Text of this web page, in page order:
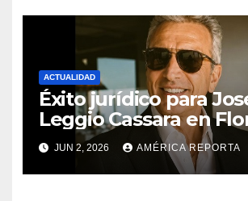
ACTUALIDAD
Éxito jurídico para
Leggio Cassara en
JUN 2, 2026 AMÉRICA REPORTA